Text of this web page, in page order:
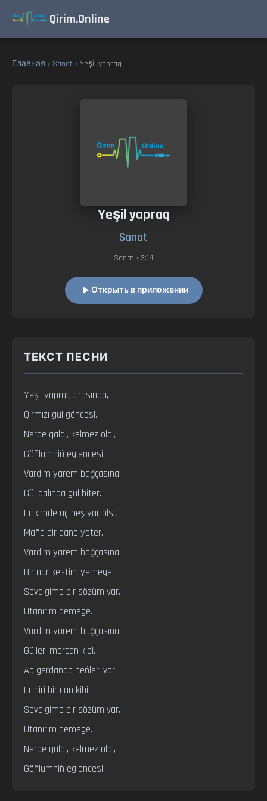
Qirim.Online
Главная › Sanat › Yeşil yapraq
Yeşil yapraq
Sanat
Sanat • 3:14
Открыть в приложении
ТЕКСТ ПЕСНИ
Yeşil yapraq arasında,
Qırmızı gül göncesi.
Nerde qaldı, kelmez oldı,
Göñlümniñ eglencesi.
Vardım yarem bağçasına,
Gül dalında gül biter.
Er kimde üç-beş yar olsa,
Maña bir dane yeter.
Vardım yarem bağçasına,
Bir nar kestim yemege.
Sevdigime bir sözüm var,
Utanırım demege.
Vardım yarem bağçasına,
Gülleri mercan kibi.
Aq gerdanda beñleri var,
Er biri bir can kibi.
Sevdigime bir sözüm var,
Utanırım demege.
Nerde qaldı, kelmez oldı,
Göñlümniñ eglencesi.